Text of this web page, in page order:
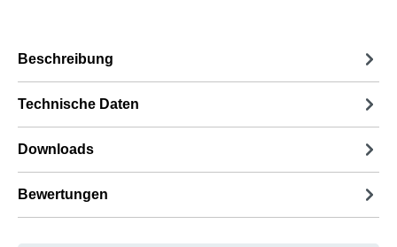
Beschreibung
Technische Daten
Downloads
Bewertungen